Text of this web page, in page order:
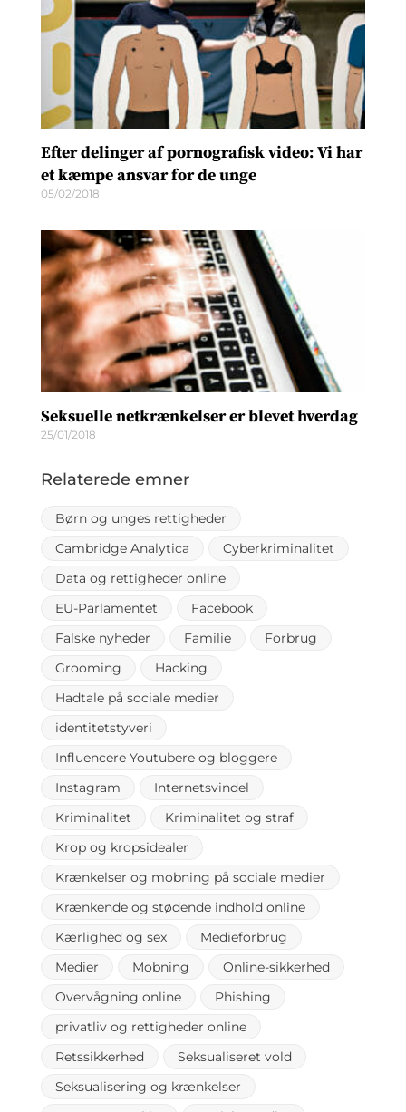
Efter delinger af pornografisk video: Vi har
et kæmpe ansvar for de unge
05/02/2018
Seksuelle netkrænkelser er blevet hverdag
25/01/2018
Relaterede emner
Børn og unges rettigheder
Cambridge Analytica
Cyberkriminalitet
Data og rettigheder online
EU-Parlamentet
Facebook
Falske nyheder
Familie
Forbrug
Grooming
Hacking
Hadtale på sociale medier
identitetstyveri
Influencere Youtubere og bloggere
Instagram
Internetsvindel
Kriminalitet
Kriminalitet og straf
Krop og kropsidealer
Krænkelser og mobning på sociale medier
Krænkende og stødende indhold online
Kærlighed og sex
Medieforbrug
Medier
Mobning
Online-sikkerhed
Overvågning online
Phishing
privatliv og rettigheder online
Retssikkerhed
Seksualiseret vold
Seksualisering og krænkelser